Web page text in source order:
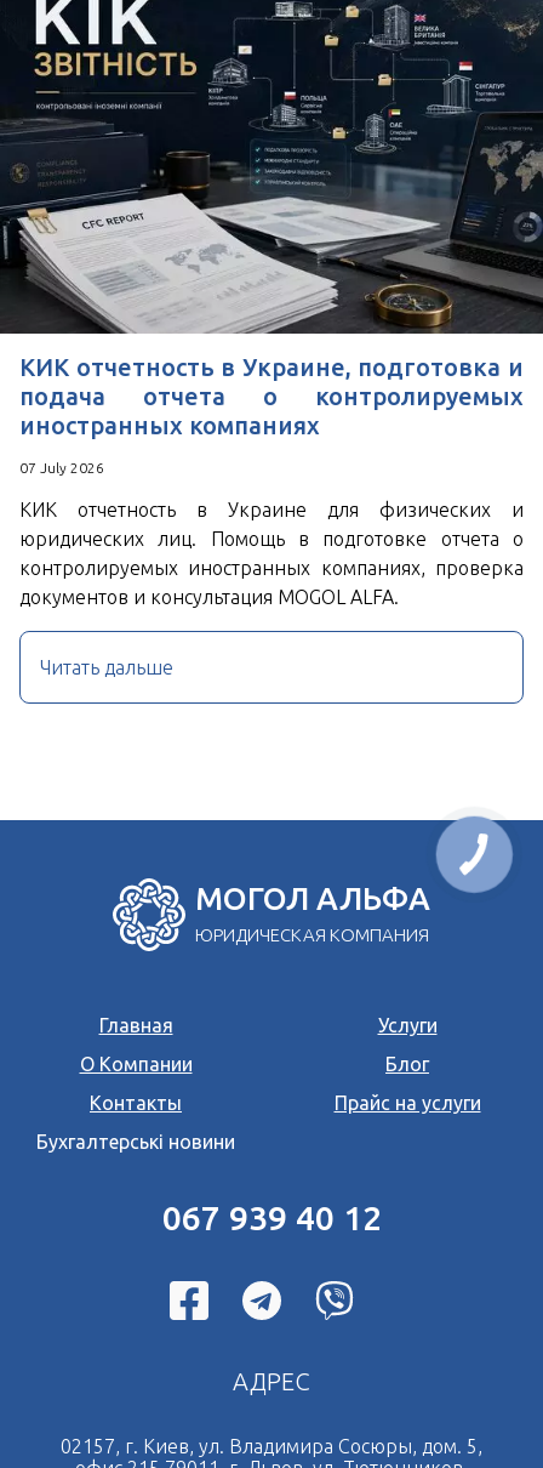
КИК отчетность в Украине, подготовка и
подача отчета о контролируемых
иностранных компаниях
07 July 2026
КИК отчетность в Украине для физических и
юридических лиц. Помощь в подготовке отчета о
контролируемых иностранных компаниях, проверка
документов и консультация MOGOL ALFA.
Читать дальше
МОГОЛ АЛЬФА
ЮРИДИЧЕСКАЯ КОМПАНИЯ
Главная
Услуги
О Компании
Блог
Контакты
Прайс на услуги
Бухгалтерські новини
067 939 40 12
АДРЕС
02157, г. Киев, ул. Владимира Сосюры, дом. 5,